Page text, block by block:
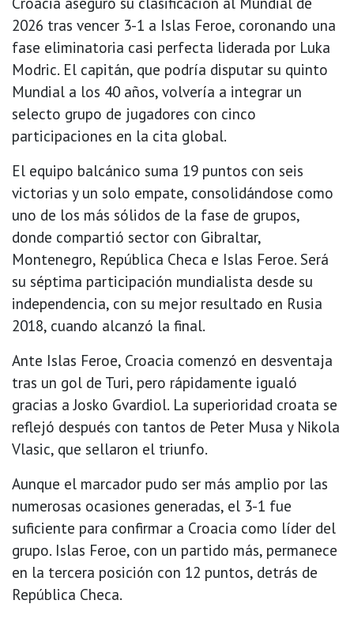
2026 tras vencer 3-1 a Islas Feroe, coronando una
fase eliminatoria casi perfecta liderada por Luka
Modric. El capitán, que podría disputar su quinto
Mundial a los 40 años, volvería a integrar un
selecto grupo de jugadores con cinco
participaciones en la cita global.
El equipo balcánico suma 19 puntos con seis
victorias y un solo empate, consolidándose como
uno de los más sólidos de la fase de grupos,
donde compartió sector con Gibraltar,
Montenegro, República Checa e Islas Feroe. Será
su séptima participación mundialista desde su
independencia, con su mejor resultado en Rusia
2018, cuando alcanzó la final.
Ante Islas Feroe, Croacia comenzó en desventaja
tras un gol de Turi, pero rápidamente igualó
gracias a Josko Gvardiol. La superioridad croata se
reflejó después con tantos de Peter Musa y Nikola
Vlasic, que sellaron el triunfo.
Aunque el marcador pudo ser más amplio por las
numerosas ocasiones generadas, el 3-1 fue
suficiente para confirmar a Croacia como líder del
grupo. Islas Feroe, con un partido más, permanece
en la tercera posición con 12 puntos, detrás de
República Checa.